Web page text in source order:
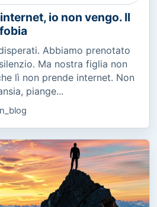
io non vengo. Il
Abbiamo prenotato
Ma nostra figlia non
lì non prende internet. Non
piange...